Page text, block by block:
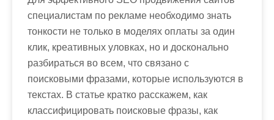
специалистам по рекламе необходимо знать
тонкости не только в моделях оплаты за один
клик, креативных уловках, но и досконально
разбираться во всем, что связано с
поисковыми фразами, которые используются в
текстах. В статье кратко расскажем, как
классифицировать поисковые фразы, как